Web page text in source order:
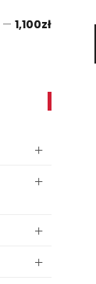
— 1,100zł